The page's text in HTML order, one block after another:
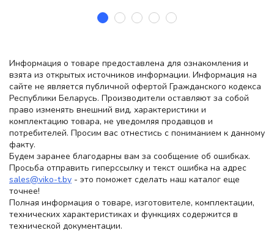
Информация о товаре предоставлена для ознакомления и
взята из открытых источников информации. Информация на
сайте не является публичной офертой Гражданского кодекса
Республики Беларусь. Производители оставляют за собой
право изменять внешний вид, характеристики и
комплектацию товара, не уведомляя продавцов и
потребителей. Просим вас отнестись с пониманием к данному
факту.
Будем заранее благодарны вам за сообщение об ошибках.
Просьба отправить гиперссылку и текст ошибка на адрес
sales@viko-t.by - это поможет сделать наш каталог еще
точнее!
Полная информация о товаре, изготовителе, комплектации,
технических характеристиках и функциях содержится в
технической документации.